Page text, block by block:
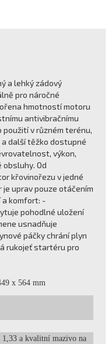
a lehký zádový
pro náročné
hmotností motoru
antivibračnímu
v různém terénu,
další těžko dostupné
výkon,
obsluhy. Od
křovinořezu v jedné
uprav pouze otáčením
a komfort: -
pohodlné uložení
usnadňuje
páčky chrání plyn
rukojeť startéru pro
x 564 mm
1,33 a kvalitní mazivo na